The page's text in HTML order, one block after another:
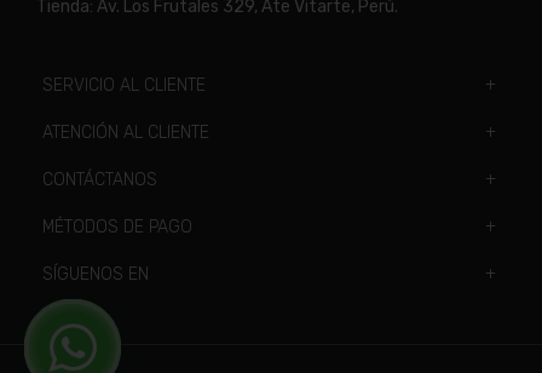
Tienda: Av. Los Frutales 329, Ate Vitarte, Perú.
SERVICIO AL CLIENTE
ATENCIÓN AL CLIENTE
CONTÁCTANOS
MÉTODOS DE PAGO
SÍGUENOS EN